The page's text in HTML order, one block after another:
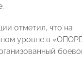
отметил, что на
уровне в